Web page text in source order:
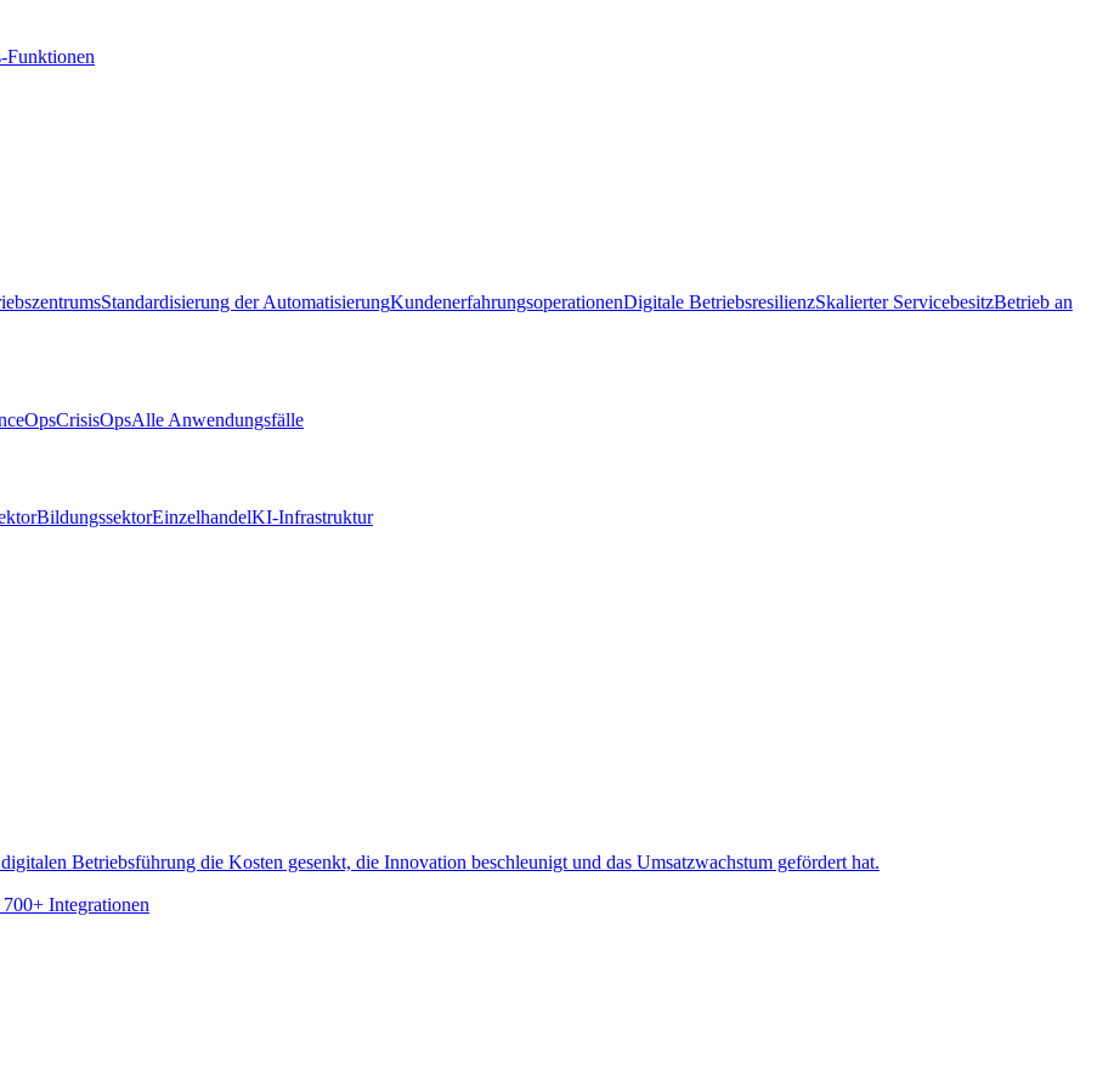
Funktionen
Standardisierung der AutomatisierungKundenerfahrungsoperationenDigitale BetriebsresilienzSkalierter ServicebesitzBetrieb an
CrisisOpsAlle Anwendungsfälle
BildungssektorEinzelhandelKI-Infrastruktur
Betriebsführung die Kosten gesenkt, die Innovation beschleunigt und das Umsatzwachstum gefördert hat.
Integrationen